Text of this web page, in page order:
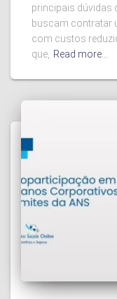
principais dúvidas
buscam contratar
com custos
que, Read more…